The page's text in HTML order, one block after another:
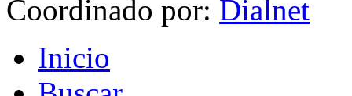
Coordinado por:
Inicio